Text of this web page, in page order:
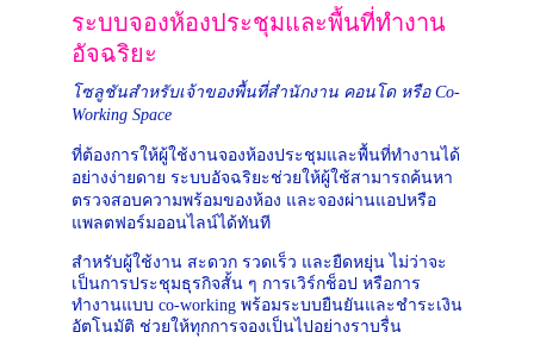
ระบบจองห้องประชุมและพื้นที่ทำงาน
อัจฉริยะ
โซลูชันสำหรับเจ้าของพื้นที่สำนักงาน คอนโด หรือ Co-
Working Space
ที่ต้องการให้ผู้ใช้งานจองห้องประชุมและพื้นที่ทำงานได้
อย่างง่ายดาย ระบบอัจฉริยะช่วยให้ผู้ใช้สามารถค้นหา
ตรวจสอบความพร้อมของห้อง และจองผ่านแอปหรือ
แพลตฟอร์มออนไลน์ได้ทันที
สำหรับผู้ใช้งาน สะดวก รวดเร็ว และยืดหยุ่น ไม่ว่าจะ
เป็นการประชุมธุรกิจสั้น ๆ การเวิร์กช็อป หรือการ
ทำงานแบบ co-working พร้อมระบบยืนยันและชำระเงิน
อัตโนมัติ ช่วยให้ทุกการจองเป็นไปอย่างราบรื่น